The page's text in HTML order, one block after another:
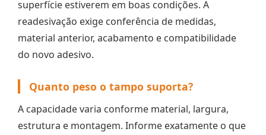
superfície estiverem em boas condições. A
readesivação exige conferência de medidas,
material anterior, acabamento e compatibilidade
do novo adesivo.
Quanto peso o tampo suporta?
A capacidade varia conforme material, largura,
estrutura e montagem. Informe exatamente o que